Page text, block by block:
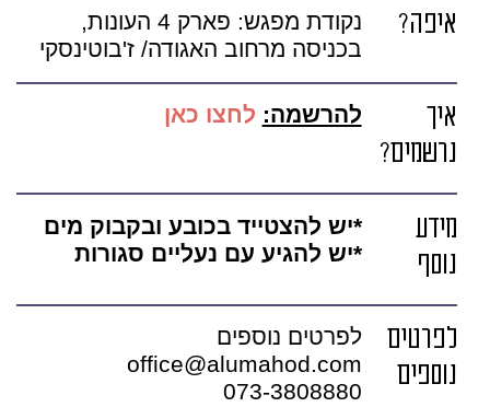
איפה?
נקודת מפגש: פארק 4 העונות,
בכניסה מרחוב האגודה/ ז'בוטינסקי
איך
נרשמים?
להרשמה: לחצו כאן
מידע
נוסף
*יש להצטייד בכובע ובקבוק מים
*יש להגיע עם נעליים סגורות
לפרטים
נוספים
לפרטים נוספים
office@alumahod.com
073-3808880